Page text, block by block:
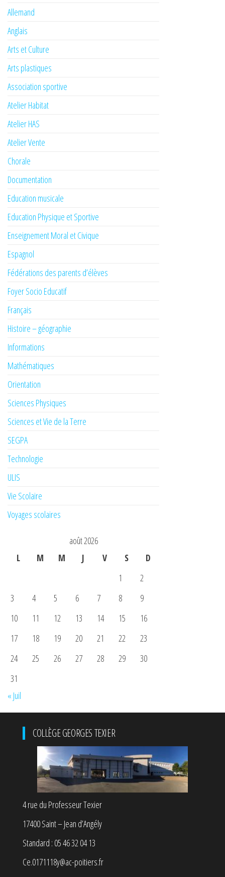
Allemand
Anglais
Arts et Culture
Arts plastiques
Association sportive
Atelier Habitat
Atelier HAS
Atelier Vente
Chorale
Documentation
Education musicale
Education Physique et Sportive
Enseignement Moral et Civique
Espagnol
Fédérations des parents d’élèves
Foyer Socio Educatif
Français
Histoire – géographie
Informations
Mathématiques
Orientation
Sciences Physiques
Sciences et Vie de la Terre
SEGPA
Technologie
ULIS
Vie Scolaire
Voyages scolaires
août 2026
L
M M J V S
D
1
2
3
4 5 6 7 8
9
10
11 12 13 14 15
16
17
18 19 20 21 22
23
24
25 26 27 28 29
30
31
« Juil
COLLÈGE GEORGES TEXIER
4 rue du Professeur Texier
17400 Saint – Jean d’Angély
Standard : 05 46 32 04 13
Ce.0171118y@ac-poitiers.fr